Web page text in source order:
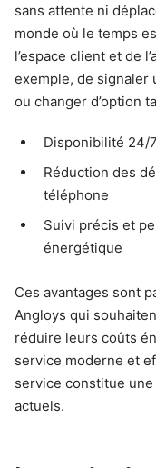
sans attente ni
monde où le temps
l’espace client et de
exemple, de signaler
ou changer d’option
Disponibilité 24/
Réduction des
téléphone
Suivi précis et
énergétique
Ces avantages sont
Angloys qui
réduire leurs coûts
service moderne et
service constitue
actuels.